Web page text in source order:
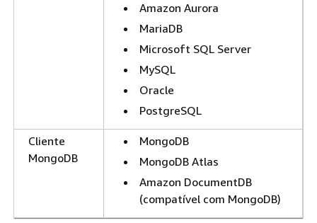
Amazon Aurora
MariaDB
Microsoft SQL Server
MySQL
Oracle
PostgreSQL
Cliente
MongoDB
MongoDB
MongoDB Atlas
Amazon DocumentDB
(compatível com MongoDB)